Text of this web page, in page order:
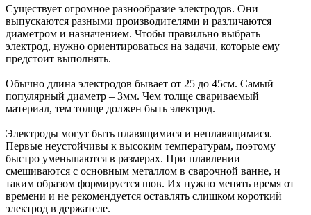
Существует огромное разнообразие электродов. Они
выпускаются разными производителями и различаются
диаметром и назначением. Чтобы правильно выбрать
электрод, нужно ориентироваться на задачи, которые ему
предстоит выполнять.
Обычно длина электродов бывает от 25 до 45см. Самый
популярный диаметр – 3мм. Чем толще свариваемый
материал, тем толще должен быть электрод.
Электроды могут быть плавящимися и неплавящимися.
Первые неустойчивы к высоким температурам, поэтому
быстро уменьшаются в размерах. При плавлении
смешиваются с основным металлом в сварочной ванне, и
таким образом формируется шов. Их нужно менять время от
времени и не рекомендуется оставлять слишком короткий
электрод в держателе.